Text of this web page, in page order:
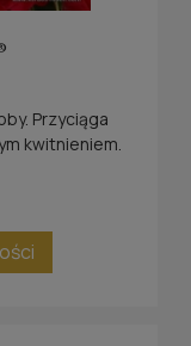
Przyciąga
kwitnieniem.